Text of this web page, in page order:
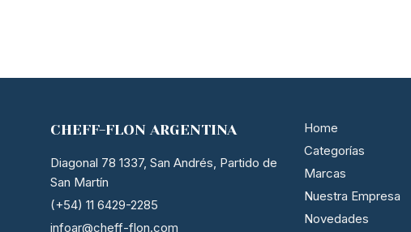
CHEFF-FLON ARGENTINA
Diagonal 78 1337, San Andrés, Partido de
San Martín
(+54) 11 6429-2285
infoar@cheff-flon.com
Home
Categorías
Marcas
Nuestra Empresa
Novedades